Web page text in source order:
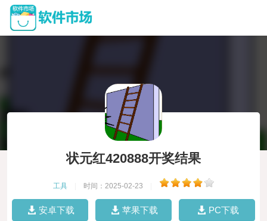
状元红420888开奖结果
工具 时间：2025-02-23
安卓下载 苹果下载 PC下载